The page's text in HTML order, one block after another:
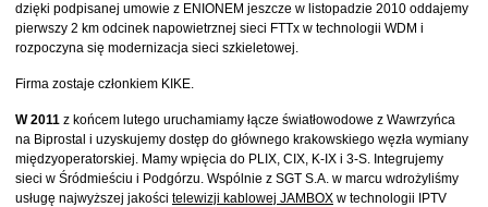
dzięki podpisanej umowie z ENIONEM jeszcze w listopadzie 2010 oddajemy
pierwszy 2 km odcinek napowietrznej sieci FTTx w technologii WDM i
rozpoczyna się modernizacja sieci szkieletowej.
Firma zostaje członkiem KIKE.
W 2011 z końcem lutego uruchamiamy łącze światłowodowe z Wawrzyńca
na Biprostal i uzyskujemy dostęp do głównego krakowskiego węzła wymiany
międzyoperatorskiej. Mamy wpięcia do PLIX, CIX, K-IX i 3-S. Integrujemy
sieci w Śródmieściu i Podgórzu. Wspólnie z SGT S.A. w marcu wdrożyliśmy
usługę najwyższej jakości telewizji kablowej JAMBOX w technologii IPTV